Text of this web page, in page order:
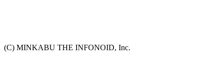
(C) MINKABU THE INFONOID, Inc.